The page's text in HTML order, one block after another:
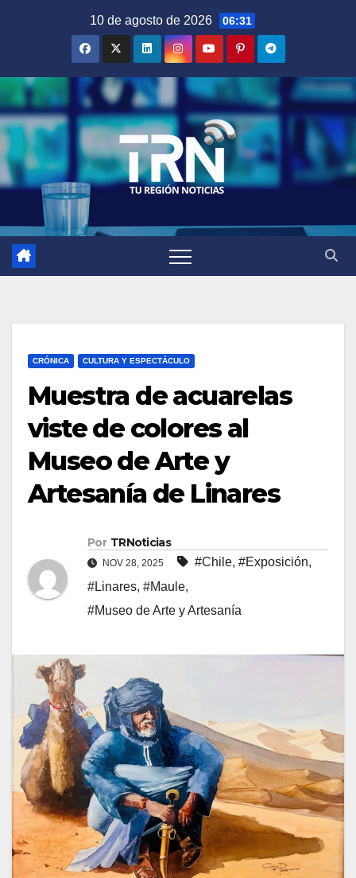
10 de agosto de 2026 06:31
CRÓNICA CULTURA Y ESPECTÁCULO
Muestra de acuarelas
viste de colores al
Museo de Arte y
Artesanía de Linares
Por TRNoticias
NOV 28, 2025 #Chile, #Exposición,
#Linares, #Maule,
#Museo de Arte y Artesanía